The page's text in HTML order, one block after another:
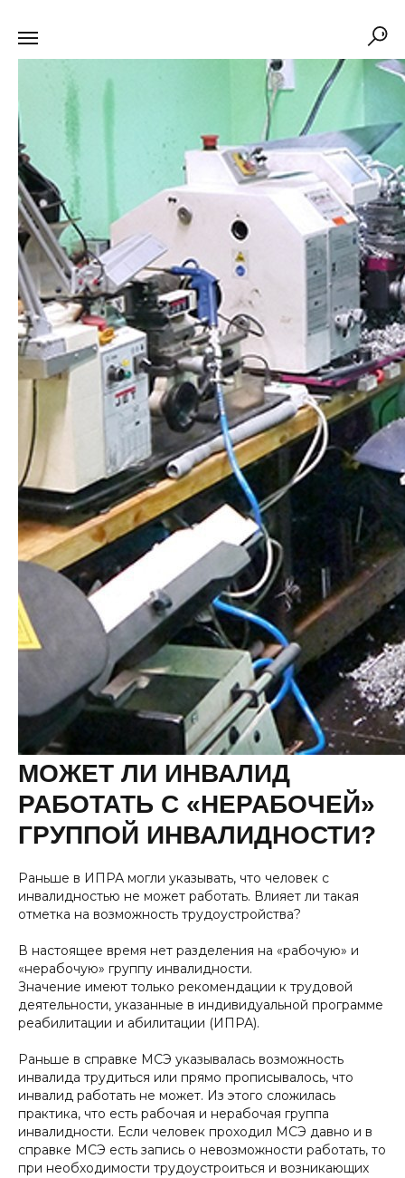
МОЖЕТ ЛИ ИНВАЛИД
РАБОТАТЬ С «НЕРАБОЧЕЙ»
ГРУППОЙ ИНВАЛИДНОСТИ?
Раньше в ИПРА могли указывать, что человек с
инвалидностью не может работать. Влияет ли такая
отметка на возможность трудоустройства?
В настоящее время нет разделения на «рабочую» и
«нерабочую» группу инвалидности.
Значение имеют только рекомендации к трудовой
деятельности, указанные в индивидуальной программе
реабилитации и абилитации (ИПРА).
Раньше в справке МСЭ указывалась возможность
инвалида трудиться или прямо прописывалось, что
инвалид работать не может. Из этого сложилась
практика, что есть рабочая и нерабочая группа
инвалидности. Если человек проходил МСЭ давно и в
справке МСЭ есть запись о невозможности работать, то
при необходимости трудоустроиться и возникающих